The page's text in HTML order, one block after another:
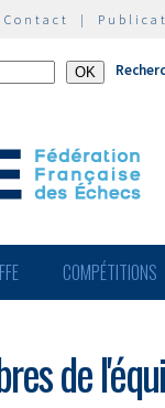
Contact |
FFE COMPÉTITIONS
de